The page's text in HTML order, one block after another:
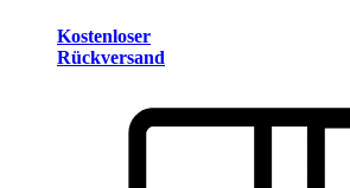
Kostenloser
Rückversand